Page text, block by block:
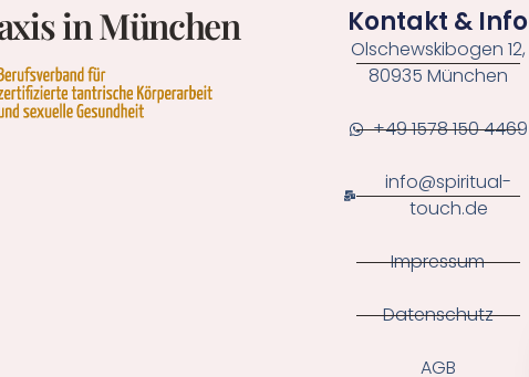
in München Kontakt & Info
Olschewskibogen 12,
80935 München
+49 1578 150 4469
info@spiritual-
touch.de
Impressum
Datenschutz
AGB